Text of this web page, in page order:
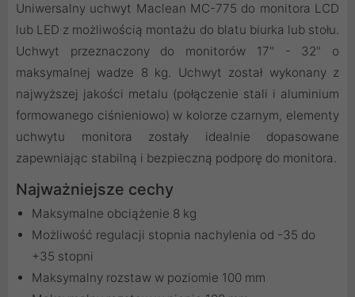
Uniwersalny uchwyt Maclean MC-775 do monitora LCD
lub LED z możliwością montażu do blatu biurka lub stołu.
Uchwyt przeznaczony do monitorów 17" - 32" o
maksymalnej wadze 8 kg. Uchwyt został wykonany z
najwyższej jakości metalu (połączenie stali i aluminium
formowanego ciśnieniowo) w kolorze czarnym, elementy
uchwytu monitora zostały idealnie dopasowane
zapewniając stabilną i bezpieczną podporę do monitora.
Najważniejsze cechy
Maksymalne obciążenie 8 kg
Możliwość regulacji stopnia nachylenia od -35 do
+35 stopni
Maksymalny rozstaw w poziomie 100 mm